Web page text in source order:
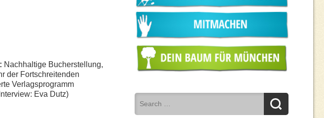
Nachhaltige Bucherstellung,
der Fortschreitenden
Verlagsprogramm
Eva Dutz)